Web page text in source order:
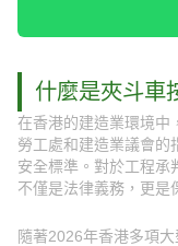
什麼是夾斗車
在香港的建造業環境中
勞工處和建造業議會的
安全標準。對於工程承
不僅是法律義務，更是
隨著2026年香港多項